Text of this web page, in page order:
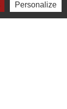
Personalize